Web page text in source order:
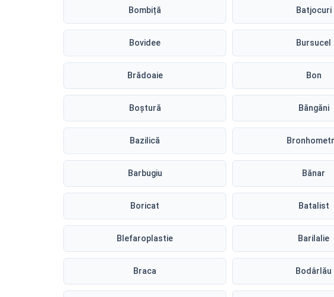
Bombiță Batjocuri
Bovidee Bursucel
Brădoaie Bon
Boștură Băngăni
Bazilică
Barbugiu Bănar
Boricat Batalist
Blefaroplastie Barilalie
Braca Bodârlău